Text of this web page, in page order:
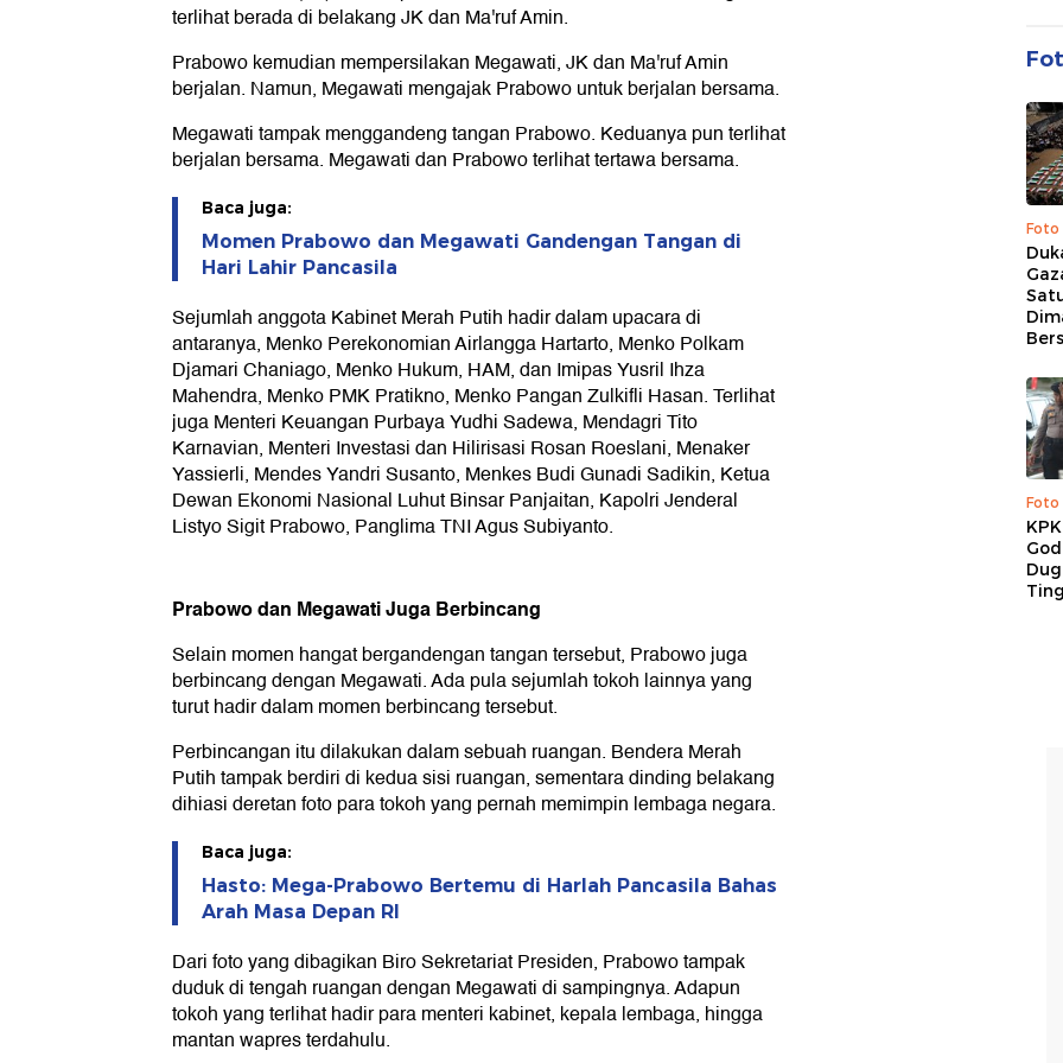
terlihat berada di belakang JK dan Ma'ruf Amin.
Prabowo kemudian mempersilakan Megawati, JK dan Ma'ruf Amin
berjalan. Namun, Megawati mengajak Prabowo untuk berjalan bersama.
Megawati tampak menggandeng tangan Prabowo. Keduanya pun terlihat
berjalan bersama. Megawati dan Prabowo terlihat tertawa bersama.
Baca juga:
Momen Prabowo dan Megawati Gandengan Tangan di
Hari Lahir Pancasila
Sejumlah anggota Kabinet Merah Putih hadir dalam upacara di
antaranya, Menko Perekonomian Airlangga Hartarto, Menko Polkam
Djamari Chaniago, Menko Hukum, HAM, dan Imipas Yusril Ihza
Mahendra, Menko PMK Pratikno, Menko Pangan Zulkifli Hasan. Terlihat
juga Menteri Keuangan Purbaya Yudhi Sadewa, Mendagri Tito
Karnavian, Menteri Investasi dan Hilirisasi Rosan Roeslani, Menaker
Yassierli, Mendes Yandri Susanto, Menkes Budi Gunadi Sadikin, Ketua
Dewan Ekonomi Nasional Luhut Binsar Panjaitan, Kapolri Jenderal
Listyo Sigit Prabowo, Panglima TNI Agus Subiyanto.
Prabowo dan Megawati Juga Berbincang
Selain momen hangat bergandengan tangan tersebut, Prabowo juga
berbincang dengan Megawati. Ada pula sejumlah tokoh lainnya yang
turut hadir dalam momen berbincang tersebut.
Perbincangan itu dilakukan dalam sebuah ruangan. Bendera Merah
Putih tampak berdiri di kedua sisi ruangan, sementara dinding belakang
dihiasi deretan foto para tokoh yang pernah memimpin lembaga negara.
Baca juga:
Hasto: Mega-Prabowo Bertemu di Harlah Pancasila Bahas
Arah Masa Depan RI
Dari foto yang dibagikan Biro Sekretariat Presiden, Prabowo tampak
duduk di tengah ruangan dengan Megawati di sampingnya. Adapun
tokoh yang terlihat hadir para menteri kabinet, kepala lembaga, hingga
mantan wapres terdahulu.
Foto
Foto